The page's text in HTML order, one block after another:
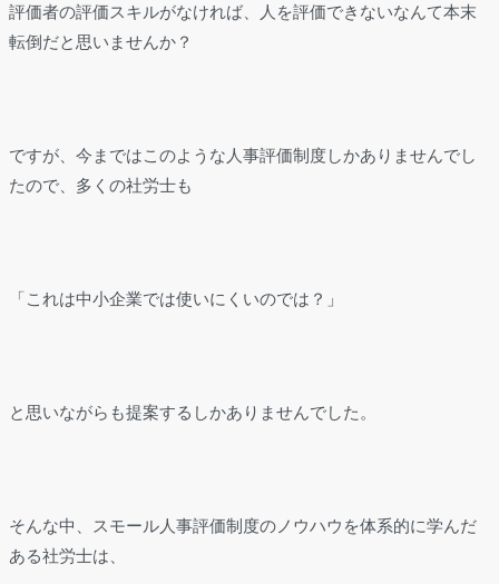
評価者の評価スキルがなければ、人を評価できないなんて本末
転倒だと思いませんか？
ですが、今まではこのような人事評価制度しかありませんでし
たので、多くの社労士も
「これは中小企業では使いにくいのでは？」
と思いながらも提案するしかありませんでした。
そんな中、スモール人事評価制度のノウハウを体系的に学んだ
ある社労士は、